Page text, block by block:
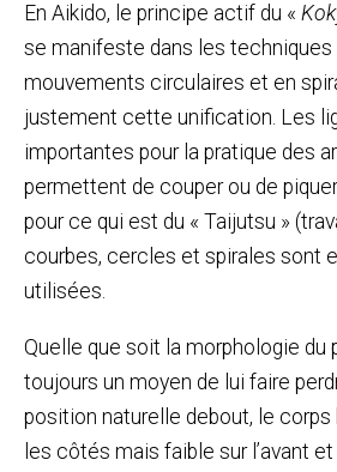
En Aikido, le principe actif du «
se manifeste dans les techniques
mouvements circulaires et en
justement cette unification. Les
importantes pour la pratique des
permettent de couper ou de
pour ce qui est du « Taijutsu »
courbes, cercles et spirales sont
utilisées.
Quelle que soit la morphologie du
toujours un moyen de lui faire
position naturelle debout, le
les côtés mais faible sur l’avant et